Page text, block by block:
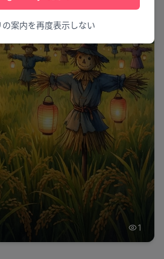
の案内を再度表示しない
1